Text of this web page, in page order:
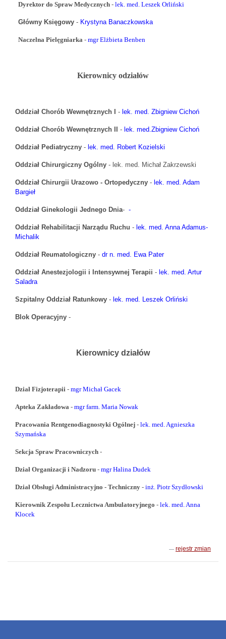
Dyrektor do Spraw Medycznych - lek. med. Leszek Orliński
Główny Księgowy - Krystyna Banaczkowska
Naczelna Pielęgniarka - mgr Elżbieta Benben
Kierownicy odziałów
Oddział Chorób Wewnętrznych I - lek. med. Zbigniew Cichoń
Oddział Chorób Wewnętrznych II - lek. med.Zbigniew Cichoń
Oddział Pediatryczny - lek. med. Robert Kozielski
Oddział Chirurgiczny Ogólny - lek. med. Michał Zakrzewski
Oddział Chirurgii Urazowo - Ortopedyczny - lek. med. Adam
Bargieł
Oddział Ginekologii Jednego Dnia- -
Oddział Rehabilitacji Narządu Ruchu - lek. med. Anna Adamus-
Michalik
Oddział Reumatologiczny - dr n. med. Ewa Pater
Oddział Anestezjologii i Intensywnej Terapii - lek. med. Artur
Saladra
Szpitalny Oddział Ratunkowy - lek. med. Leszek Orliński
Blok Operacyjny -
Kierownicy działów
Dział Fizjoterapii - mgr Michał Gacek
Apteka Zakładowa - mgr farm. Maria Nowak
Pracowania Rentgenodiagnostyki Ogólnej - lek. med. Agnieszka
Szymańska
Sekcja Spraw Pracowniczych -
Dział Organizacji i Nadzoru - mgr Halina Dudek
Dział Obsługi Administracyjno - Techniczny - inż. Piotr Szydłowski
Kierownik Zespołu Lecznictwa Ambulatoryjnego - lek. med. Anna
Klocek
rejestr zmian